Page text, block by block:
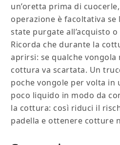
un’oretta prima di
operazione è facoltativa se
state purgate all’acquisto
Ricorda che durante la
aprirsi: se qualche vongola
cottura va scartata. Un
poche vongole per volta in
poco liquido in modo da
la cottura: così riduci il
padella e ottenere cotture